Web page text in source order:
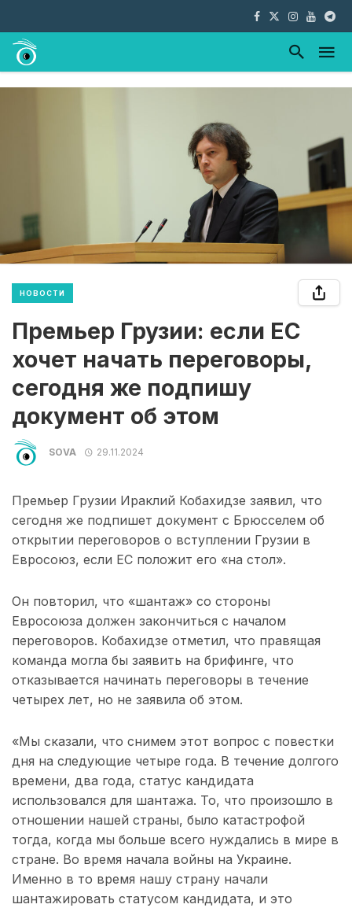
НОВОСТИ
Премьер Грузии: если ЕС
хочет начать переговоры,
сегодня же подпишу
документ об этом
SOVA 29.11.2024
Премьер Грузии Ираклий Кобахидзе заявил, что
сегодня же подпишет документ с Брюсселем об
открытии переговоров о вступлении Грузии в
Евросоюз, если ЕС положит его «на стол».
Он повторил, что «шантаж» со стороны
Евросоюза должен закончиться с началом
переговоров. Кобахидзе отметил, что правящая
команда могла бы заявить на брифинге, что
отказывается начинать переговоры в течение
четырех лет, но не заявила об этом.
«Мы сказали, что снимем этот вопрос с повестки
дня на следующие четыре года. В течение долгого
времени, два года, статус кандидата
использовался для шантажа. То, что произошло в
отношении нашей страны, было катастрофой
тогда, когда мы больше всего нуждались в мире в
стране. Во время начала войны на Украине.
Именно в то время нашу страну начали
шантажировать статусом кандидата, и это